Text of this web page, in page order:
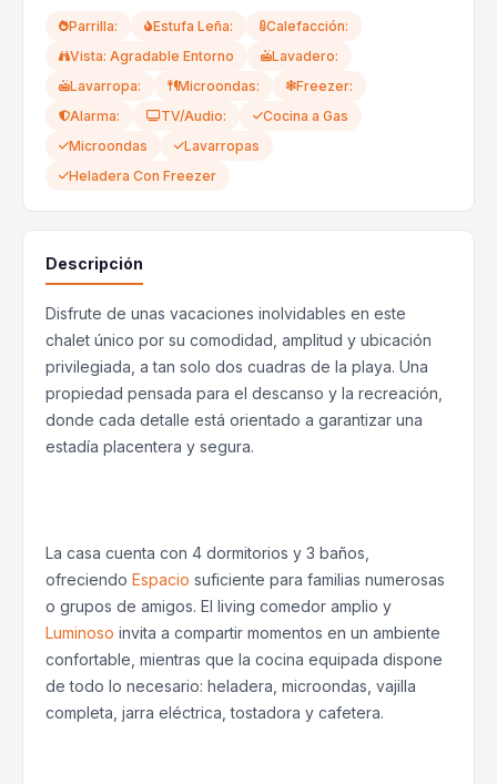
Parrilla: Estufa Leña:
Calefacción:
Vista: Agradable Entorno
Lavadero:
Lavarropa:
Microondas:
Freezer:
Alarma:
TV/Audio:
Cocina a Gas
Microondas
Lavarropas
Heladera Con Freezer
Descripción
Disfrute de unas vacaciones inolvidables en este
chalet único por su comodidad, amplitud y ubicación
privilegiada, a tan solo dos cuadras de la playa. Una
propiedad pensada para el descanso y la recreación,
donde cada detalle está orientado a garantizar una
estadía placentera y segura.
La casa cuenta con 4 dormitorios y 3 baños,
ofreciendo Espacio suficiente para familias numerosas
o grupos de amigos. El living comedor amplio y
Luminoso invita a compartir momentos en un ambiente
confortable, mientras que la cocina equipada dispone
de todo lo necesario: heladera, microondas, vajilla
completa, jarra eléctrica, tostadora y cafetera.